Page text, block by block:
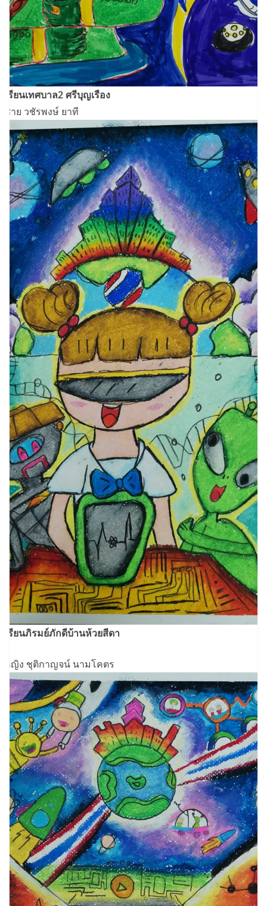
เรียนเทศบาล2 ศรีบุญเรือง
ชาย วชัรพงษ์ ยาที
เรียนภิรมย์ภักดีบ้านห้วยสีดา
หญิง ชุติกาญจน์ นามโคตร